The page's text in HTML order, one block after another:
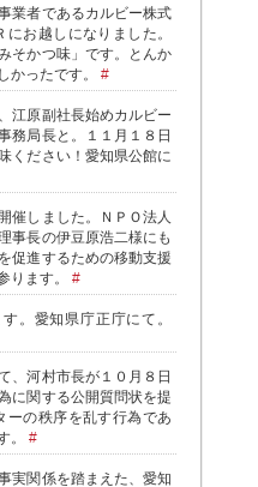
業者であるカルビー株式
お越しになりました。
そかつ味」です。とんか
かったです。 #
江原副社長始めカルビー
務局長と。１１月１８日
ください！愛知県公館に
催しました。ＮＰＯ法人
事長の伊豆原浩二様にも
促進するための移動支援
ります。 #
。愛知県庁正庁にて。
、河村市長が１０月８日
に関する公開質問状を提
ーの秩序を乱す行為であ
。 #
実関係を踏まえた、愛知